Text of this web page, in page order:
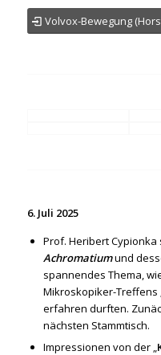
Volvox-Bewegung
6. Juli 2025
Prof. Heribert Cypionka
Achromatiumund
spannendes Thema,
Mikroskopiker-Treffens
erfahren durften.
nächsten Stammtisch.
Impressionen von der „